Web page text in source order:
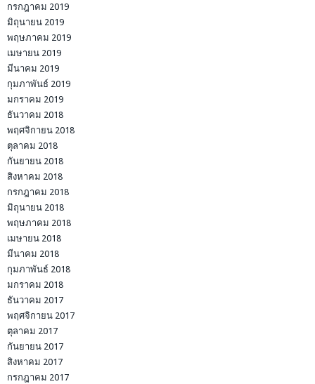
กรกฎาคม 2019
มิถุนายน 2019
พฤษภาคม 2019
เมษายน 2019
มีนาคม 2019
กุมภาพันธ์ 2019
มกราคม 2019
ธันวาคม 2018
พฤศจิกายน 2018
ตุลาคม 2018
กันยายน 2018
สิงหาคม 2018
กรกฎาคม 2018
มิถุนายน 2018
พฤษภาคม 2018
เมษายน 2018
มีนาคม 2018
กุมภาพันธ์ 2018
มกราคม 2018
ธันวาคม 2017
พฤศจิกายน 2017
ตุลาคม 2017
กันยายน 2017
สิงหาคม 2017
กรกฎาคม 2017